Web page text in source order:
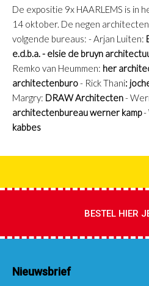
De expositie 9x HAARLEMS is in
14 oktober. De negen
volgende bureaus: - Arjan Luiten:
e.d.b.a. - elsie de bruyn
Remko van Heummen: her
architectenburo- Rick Thani:
Margry: DRAW Architecten-
architectenbureau werner kamp-
kabbes
BESTEL HIER
Nieuwsbrief